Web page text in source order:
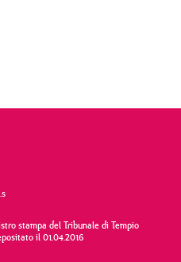
stampa del Tribunale di Tempio
il 01.04.2016